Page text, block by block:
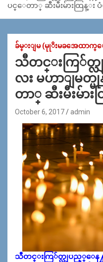
ပင္ေတာ္ ဆီးမီးမ်ားထြန္း ပံုု
ခ်မ္းျမ (မုုိးမခအေထာ
သီတင္းကြ်တ္
လး မဟာျမတ္
တာ္ ဆီးမီးမ်ား
October 6, 2017 admin
သီတင္းကြ်တ္လျပည့္ေန႔